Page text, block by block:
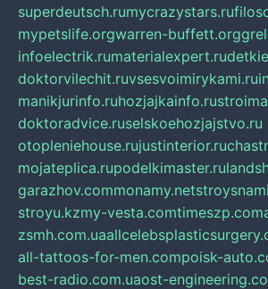
superdeutsch.rumycrazystars.ru
mypetslife.orgwarren-buffett.org
infoelectrik.rumaterialexpert.ru
doktorvilechit.ruvsesvoimirykami.ru
manikjurinfo.ruhozjajkainfo.ru
doktoradvice.ruselskoehozjajstvo.ru
otopleniehouse.rujustinterior.ru
mojateplica.rupodelkimaster.ru
garazhov.commonamy.net
stroyu.kzmy-vesta.comtimeszp.com
zsmh.com.ua
all-tattoos-for-men.compoisk-
best-radio.com.uaost-